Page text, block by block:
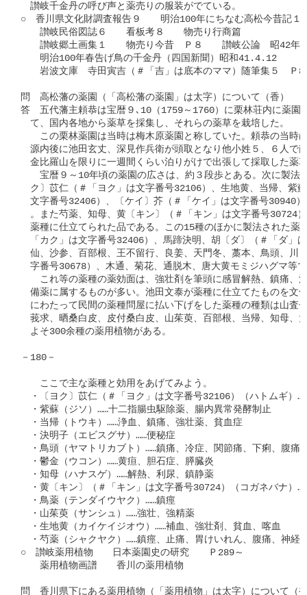
讃岐千金丹の呼び声と薬売りの服装がでている。
○　香川県文化財調査報告９　　明治100年にちなむ高松今昔記１
讃岐民俗図誌６　　看板考８　　物売り行商篇
讃岐郷土画集１　　物売り今昔　Ｐ８　　讃岐公論　昭42年
明治100年春告げ鳥の千金丹（四国新聞）昭和41.4.12
岩波文庫　寺田寅吉（＃「吉」は底本のママ）随筆集５　Ｐ
問　高松藩の薬園（「高松藩の薬園」は太字）について（香）
答　五代藩主頼恭は宝暦９､10（1759～1760）に栗林荘内に薬園
て、国内各地から薬草を採集し、それらの薬草を栽培した。
この栗林薬園は当時は梅木原薬園と称していた。頼恭の当時
源内後に池田玄丈、深見作兵衛が頭取となり他小姓５、６人で
金比羅山を限りに一週間くらい泊りがけで出張して採取した薬
宝暦９～10年頃の薬園の広さは、約３段歩とある。次に製法
ク〕苡仁（＃「ヨク」は文字番号32106）、生地黄、当帰、紫
文字番号32406）、〔ケイ〕芥（＃「ケイ」は文字番号30940
。また芍薬、知母、黄〔キン〕（＃「キン」は文字番号30724
薬種に仕立てられた品である。この15種のほかに製法された薬
「カク」は文字番号32406）、馬蹄決明、胡〔ダ〕（＃「ダ」
仙、沙参、百部根、王不留行、良姜、天門冬、藁本、鳥頭、川
字番号30678）、木通、菊花、通脱木、唐大黄モミジハグマ等
これ等の薬種の薬効面は、強壮剤を筆頭に感冒解熱、鎮痛、
備薬に属するものが多い。池田文泰が薬種に仕立てたものを
にわたって民間の薬種問屋に払い下げをした薬種の種類は山査
莪求、晒桑白皮、皮付桑白皮、山茱萸、百部根、当帰、知母、
よそ300余種の薬用植物がある。
－180－
ここで主な薬種と効用をあげてみよう。
・〔ヨク〕苡仁（＃「ヨク」は文字番号32106）（ハトムギ）
・紫蘇（ジソ）……十二指腸虫駆除薬、腸内異常発酵制止
・当帰（トウキ）……浄血、鎮痛、強壮薬、貧血症
・決明子（エビスグサ）……便秘症
・鳥頭（ヤマトリカブト）……鎮痛、冷症、関節痛、下痢、腹痛
・鬱金（ウコン）……黄疸、胆石症、膵臓炎
・知母（ハナスゲ）……解熱、利尿、鎮静薬
・黄〔キン〕（＃「キン」は文字番号30724）（コガネバナ）
・鳥薬（テンダイウヤク）……鎮痙
・山茱萸（サンシュ）……強壮、強精薬
・生地黄（カイケイジオウ）……補血、強壮剤、貧血、喀血
・芍薬（シャクヤク）……鎮痙、止痛、胃けいれん、腹痛、神経
○　讃岐薬用植物　　日本薬園史の研究　　Ｐ289～
薬用植物画譜　　香川の薬用植物
問　香川県下にある薬用植物（「薬用植物」は太字）について（